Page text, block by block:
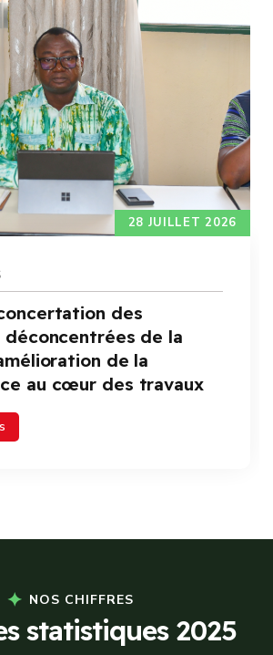
28 JUILLET 2026
des
de la
de la
au cœur des travaux
NOS CHIFFRES
s statistiques 2025